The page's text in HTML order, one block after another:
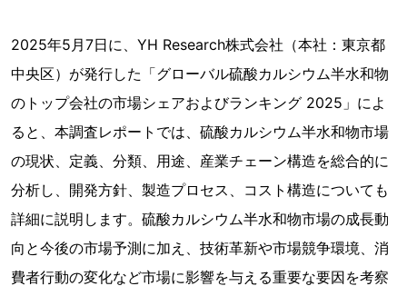
2025年5月7日に、YH Research株式会社（本社：東京都
中央区）が発行した「グローバル硫酸カルシウム半水和物
のトップ会社の市場シェアおよびランキング 2025」によ
ると、本調査レポートでは、硫酸カルシウム半水和物市場
の現状、定義、分類、用途、産業チェーン構造を総合的に
分析し、開発方針、製造プロセス、コスト構造についても
詳細に説明します。硫酸カルシウム半水和物市場の成長動
向と今後の市場予測に加え、技術革新や市場競争環境、消
費者行動の変化など市場に影響を与える重要な要因を考察